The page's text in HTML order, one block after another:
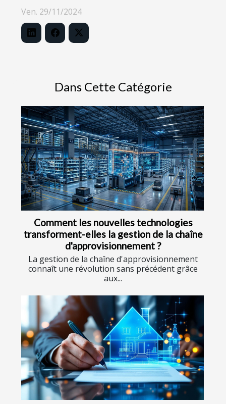
Ven. 29/11/2024
Dans Cette Catégorie
Comment les nouvelles technologies
transforment-elles la gestion de la chaîne
d'approvisionnement ?
La gestion de la chaîne d'approvisionnement
connaît une révolution sans précédent grâce
aux...